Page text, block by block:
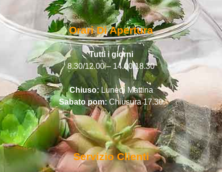
Orari Di Apertura
Tutti i giorni
8.30/12.00 – 14.00/18.30
Chiuso:Lunedì Mattina
Sabato pom:Chiusura 17.30
Servizio Clienti